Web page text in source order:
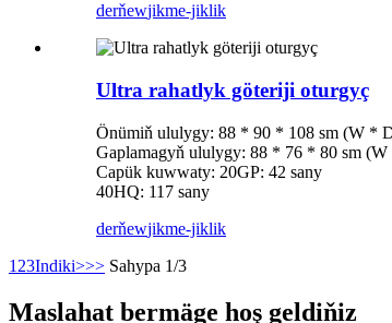
derňewjikme-jiklik
Ultra rahatlyk göteriji oturgyç
Önümiň ululygy: 88 * 90 * 108 sm (W *
Gaplamagyň ululygy: 88 * 76 * 80 sm
Capük kuwwaty: 20GP: 42 sany
40HQ: 117 sany
derňewjikme-jiklik
1 23Indiki>>> Sahypa 1/3
Maslahat bermäge hoş geldiňiz